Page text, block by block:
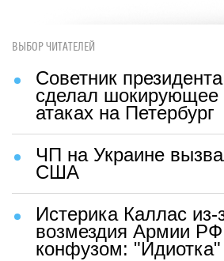
ВЫБОР ЧИТАТЕЛЕЙ
Советник
сделал шокирующее
атаках на Петербург
ЧП на Украине
США
Истерика Каллас из-
возмездия Армии РФ
конфузом: "Идиотка"